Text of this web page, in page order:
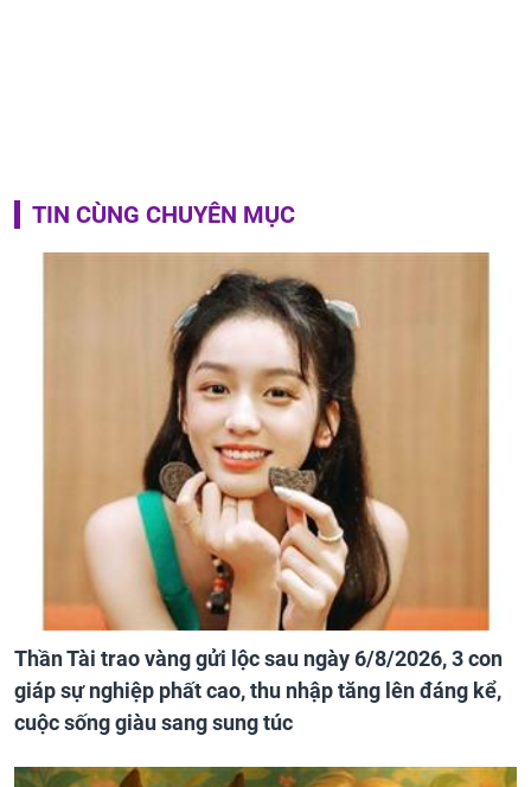
TIN CÙNG CHUYÊN MỤC
Thần Tài trao vàng gửi lộc sau ngày 6/8/2026, 3 con
giáp sự nghiệp phất cao, thu nhập tăng lên đáng kể,
cuộc sống giàu sang sung túc